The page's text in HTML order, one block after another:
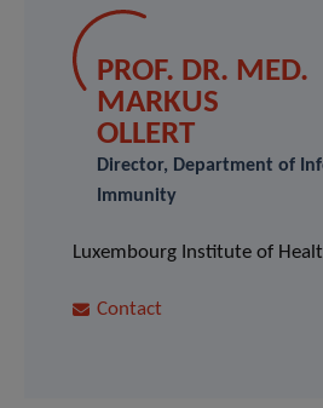
PROF. DR. MED.
MARKUS
OLLERT
Director, Department of
Immunity
Luxembourg Institute of
Contact